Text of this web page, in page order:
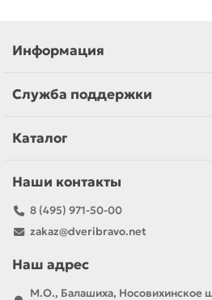
Информация
Служба поддержки
Каталог
Наши контакты
8 (495) 971-50-00
zakaz@dveribravo.net
Наш адрес
М.О., Балашиха, Носовихинское